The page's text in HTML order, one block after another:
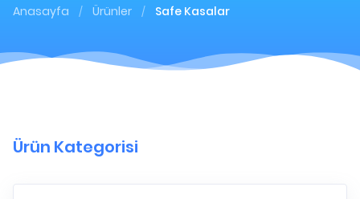
Anasayfa / Ürünler / Safe Kasalar
Ürün Kategorisi